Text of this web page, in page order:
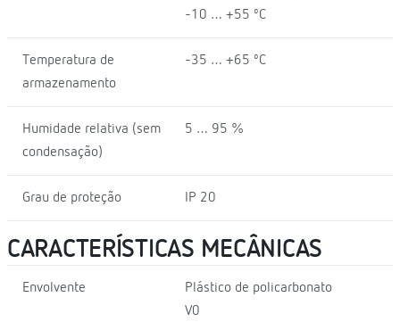
-10 … +55 ºC
Temperatura de
armazenamento
-35 … +65 ºC
Humidade relativa (sem
condensação)
5 … 95 %
Grau de proteção IP 20
CARACTERÍSTICAS MECÂNICAS
Envolvente
Plástico de policarbonato
V0